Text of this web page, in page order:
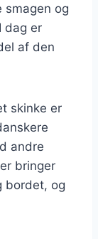
smagen og
dag er
af den
skinke er
andre
bringer
bordet, og